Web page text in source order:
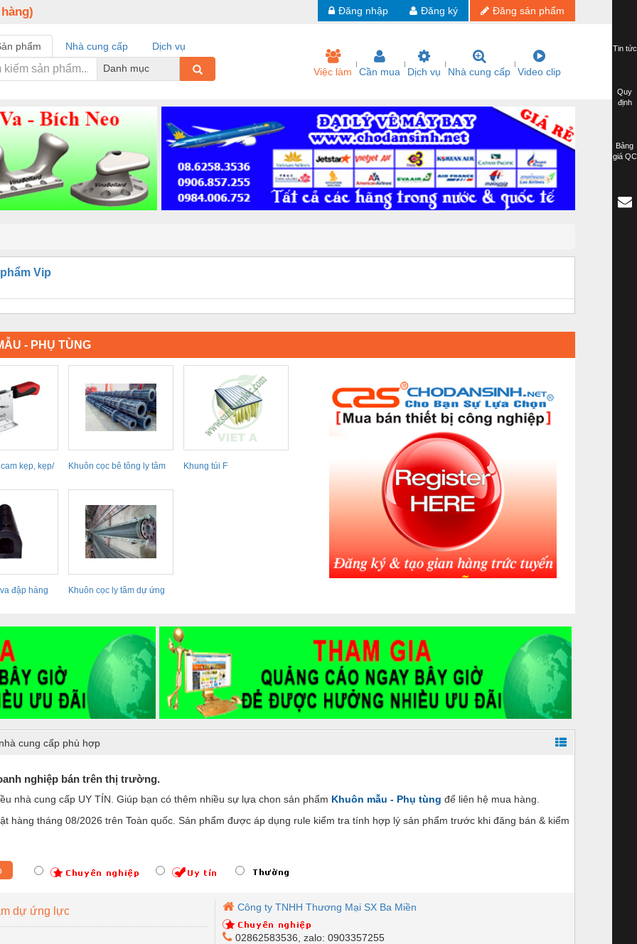
Đăng sản phẩm
Đăng ký
Đăng nhập
phẩm Nhà cung cấp
Dịch vụ
Danh mục
Việc làm Cần mua Dịch vụ Nhà cung cấp Video clip
Vip
- PHỤ TÙNG
kẹp, kẹp/
Khuôn cọc bê tông ly tâm
Khung túi F
đập hàng
Khuôn cọc ly tâm dự ứng
nhà cung cấp phù hợp
nghiệp bán trên thị trường.
nhà cung cấp UY TÍN. Giúp bạn có thêm nhiều sự lựa chon sản phẩm Khuôn mẫu - Phụ tùng để liên hệ mua hàng.
hàng tháng 08/2026 trên Toàn quốc. Sản phẩm được áp dụng rule kiểm tra tính hợp lý sản phẩm trước khi đăng bán & kiểm
dự ứng lực Công ty TNHH Thương Mại SX Ba Miền
02862583536, zalo: 0903357255
Tin tức
Quy
định
Bảng
giá QC